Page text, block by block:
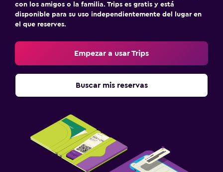
con los amigos o la familia. Trips es gratis y está
disponible para su uso independientemente del lugar en
el que reserves.
Empezar a usar Trips
Buscar mis reservas